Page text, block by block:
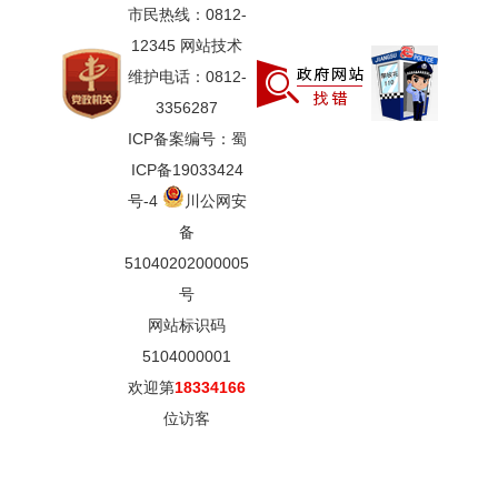
市民热线：0812-
12345 网站技术
维护电话：0812-
3356287
ICP备案编号：蜀
ICP备19033424
号-4
川公网安
备
51040202000005
号
网站标识码
5104000001
欢迎第18334166
位访客